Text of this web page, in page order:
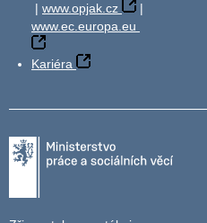
| www.opjak.cz
|
www.ec.europa.eu
Kariéra